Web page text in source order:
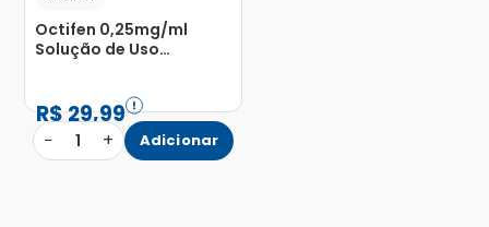
Octifen 0,25mg/ml
Solução de Uso
R$29,99
− 1 + Adicionar